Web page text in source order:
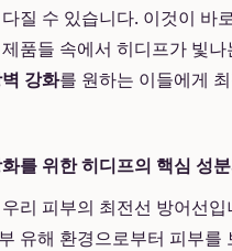
질 수 있습니다. 이것이 바
제품들 속에서 히디프가 빛
강화를 원하는 이들에게
를 위한 히디프의 핵심 성
리 피부의 최전선 방어선입
유해 환경으로부터 피부를